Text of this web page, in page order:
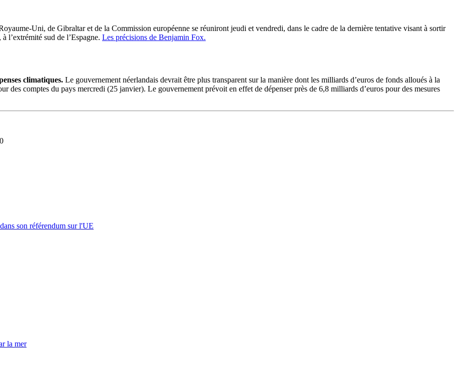
Uni, de Gibraltar et de la Commission européenne se réuniront jeudi et vendredi, dans le cadre de la dernière tentative visant à sortir
l’extrémité sud de l’Espagne. Les précisions de Benjamin Fox.
climatiques. Le gouvernement néerlandais devrait être plus transparent sur la manière dont les milliards d’euros de fonds alloués à la
des comptes du pays mercredi (25 janvier). Le gouvernement prévoit en effet de dépenser près de 6,8 milliards d’euros pour des mesures
son référendum sur l'UE
la mer